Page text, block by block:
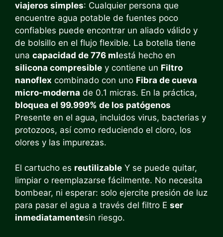
viajeros simples: Cualquier persona que
encuentre agua potable de fuentes poco
confiables puede encontrar un aliado válido y
de bolsillo en el flujo flexible. La botella tiene
una capacidad de 776 mlestá hecho en
silicona compresible y contiene un Filtro
nanoflex combinado con uno Fibra de cueva
micro-moderna de 0.1 micras. En la práctica,
bloquea el 99.999% de los patógenos
Presente en el agua, incluidos virus, bacterias y
protozoos, así como reduciendo el cloro, los
olores y las impurezas.
El cartucho es reutilizable Y se puede quitar,
limpiar o reemplazarse fácilmente. No necesita
bombear, ni esperar: solo ejercite presión de luz
para pasar el agua a través del filtro E ser
inmediatamentesin riesgo.